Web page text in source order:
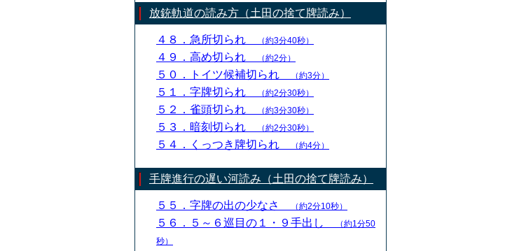
放銃軌道の読み方（土田の捨て牌読み）
４８．急所切られ （約3分40秒）
４９．高め切られ （約2分）
５０．トイツ候補切られ （約3分）
５１．字牌切られ （約2分30秒）
５２．雀頭切られ （約3分30秒）
５３．暗刻切られ （約2分30秒）
５４．くっつき牌切られ （約4分）
手牌進行の遅い河読み（土田の捨て牌読み）
５５．字牌の出の少なさ （約2分10秒）
５６．５～６巡目の１・９手出し
（約1分50
秒）